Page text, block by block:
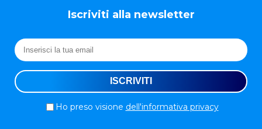
Iscriviti alla newsletter
Ho preso visione dell'informativa privacy